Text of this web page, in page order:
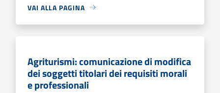
VAI ALLA PAGINA
Agriturismi: comunicazione di modifica
dei soggetti titolari dei requisiti morali
e professionali